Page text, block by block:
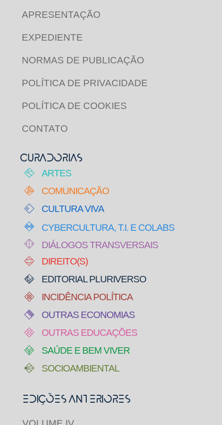
APRESENTAÇÃO
EXPEDIENTE
NORMAS DE PUBLICAÇÃO
POLÍTICA DE PRIVACIDADE
POLÍTICA DE COOKIES
CONTATO
CURADORIAS
ARTES
COMUNICAÇÃO
CULTURA VIVA
CYBERCULTURA, T.I. E COLABS
DIÁLOGOS TRANSVERSAIS
DIREITO(S)
EDITORIAL PLURIVERSO
INCIDÊNCIA POLÍTICA
OUTRAS ECONOMIAS
OUTRAS EDUCAÇÕES
SAÚDE E BEM VIVER
SOCIOAMBIENTAL
Edições Anteriores